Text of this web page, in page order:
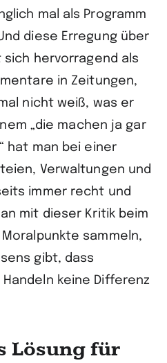
mal als Programm
diese Erregung über
hervorragend als
in Zeitungen,
nicht weiß, was er
„die machen ja gar
hat man bei einer
Verwaltungen und
immer recht und
mit dieser Kritik beim
sammeln,
gibt, dass
keine Differenz
Lösung für